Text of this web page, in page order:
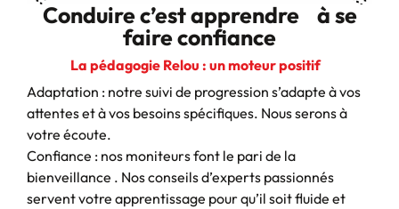
Conduire c’est apprendre à se
faire confiance
La pédagogie Relou : un moteur positif
Adaptation : notre suivi de progression s’adapte à vos
attentes et à vos besoins spécifiques. Nous serons à
votre écoute.
Confiance : nos moniteurs font le pari de la
bienveillance . Nos conseils d’experts passionnés
servent votre apprentissage pour qu’il soit fluide et